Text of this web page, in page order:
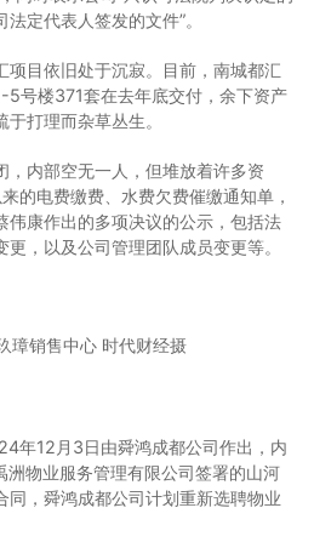
定代表人签发的文件”。
项目依旧处于沉寂。目前，南城都汇
5号楼371套在去年底交付，余下资产
打理而杂草丛生。
，内部空无一人，但堆放着许多资
的电费缴费、水费欠费催缴通知单，
伟康作出的多项决议的公示，包括法
，以及公司管理团队成员变更等。
璋销售中心 时代财经摄
年12月3日由舜鸿成都公司作出，内
物业服务管理有限公司签署的山河
同，舜鸿成都公司计划重新选聘物业